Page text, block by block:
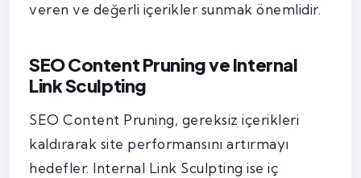
veren ve değerli içerikler sunmak önemlidir.
SEO Content Pruning ve Internal
Link Sculpting
SEO Content Pruning, gereksiz içerikleri
kaldırarak site performansını artırmayı
hedefler. Internal Link Sculpting ise iç